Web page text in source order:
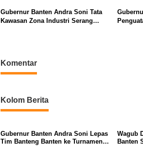
p
o
Gubernur Banten Andra Soni Tata
Kawasan Zona Industri Serang
Komentar
Kolom Berita
Gubernur Banten Andra Soni Lepas
Tim Banteng Banten ke Turnamen
Wagub
Banten